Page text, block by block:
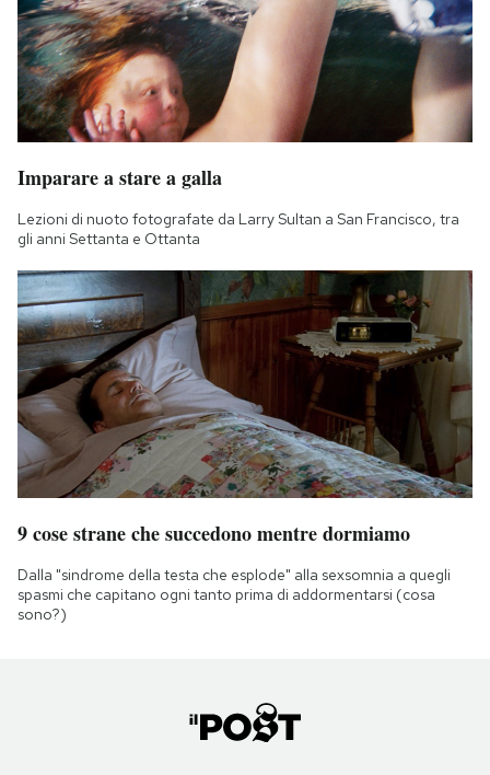
Imparare a stare a galla
Lezioni di nuoto fotografate da Larry Sultan a San Francisco, tra
gli anni Settanta e Ottanta
9 cose strane che succedono mentre dormiamo
Dalla "sindrome della testa che esplode" alla sexsomnia a quegli
spasmi che capitano ogni tanto prima di addormentarsi (cosa
sono?)